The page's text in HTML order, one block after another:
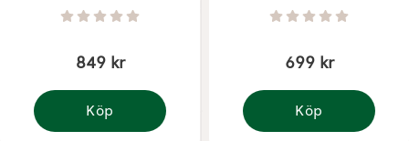
Art. nr 7484 Betyg: 0 Stjärnor av 5
849 kr
Köp
Disney Jul - Musse & Mimmi Hjärta
Art. nr 7491 Betyg: 0 Stjärnor
699 kr
Köp
Disney Jul - Musse &